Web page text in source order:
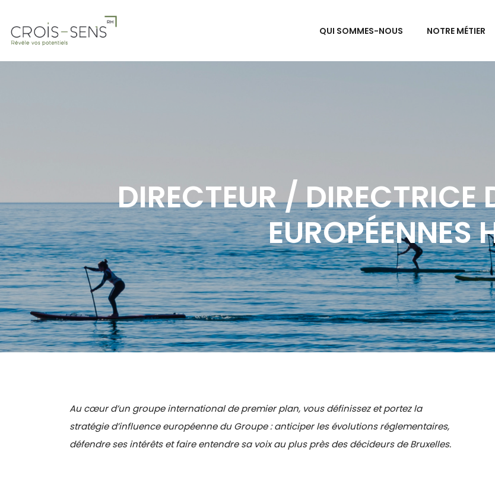
QUI SOMMES-NOUS NOTRE MÉTIER
DIRECTEUR / DIRECTRICE
EUROPÉENNES
Au cœur d’un groupe international de premier plan, vous définissez et portez la
stratégie d’influence européenne du Groupe : anticiper les évolutions réglementaires,
défendre ses intérêts et faire entendre sa voix au plus près des décideurs de Bruxelles.